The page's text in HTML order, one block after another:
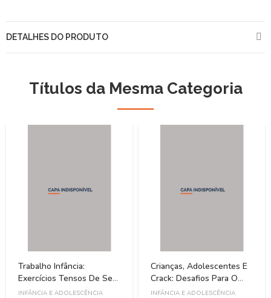
DETALHES DO PRODUTO
Títulos da Mesma Categoria
Trabalho Infância:
Exercícios Tensos De Ser
Criança
INFÂNCIA E ADOLESCÊNCIA
Crianças, Adolescentes E
Crack: Desafios Para O
Cuidado
INFÂNCIA E ADOLESCÊNCIA